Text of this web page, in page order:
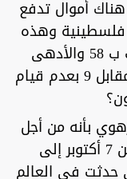
أموال تدفع
وهذه
الأراضي ليست أراضي 67 وإنما احتلت ب 58 والأدهى
هو قرار الكنيست بتصويت 68 عضوا مقابل 9 بعدم قيام
بأنه من أجل
أن نرى كيفية وصول هذه المعركة من 7 أكتوبر إلى
حدثت في العالم